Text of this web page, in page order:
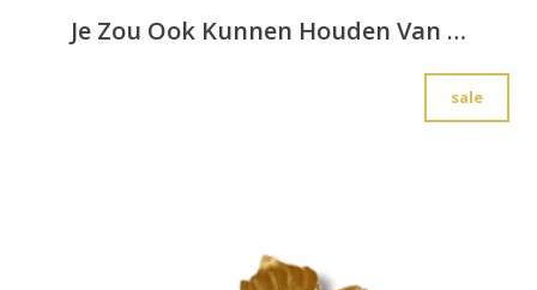
Je Zou Ook Kunnen Houden Van …
sale